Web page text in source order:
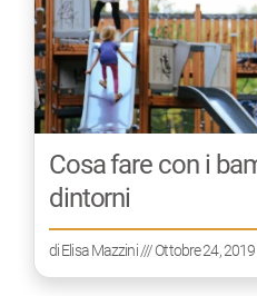
Cosa fare con i
dintorni
diElisa Mazzini/// Ottobre 24, 2019